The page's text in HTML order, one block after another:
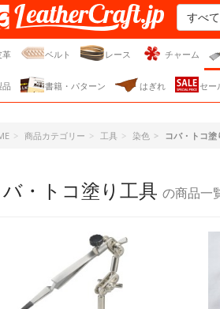
ークラフト・ドット・
ーピー
すべて
革 ベルト レース チャーム
品 書籍・パターン はぎれ セー
商品カテゴリー 工具 染色 コバ・トコ塗
・トコ塗り工具 の商品一